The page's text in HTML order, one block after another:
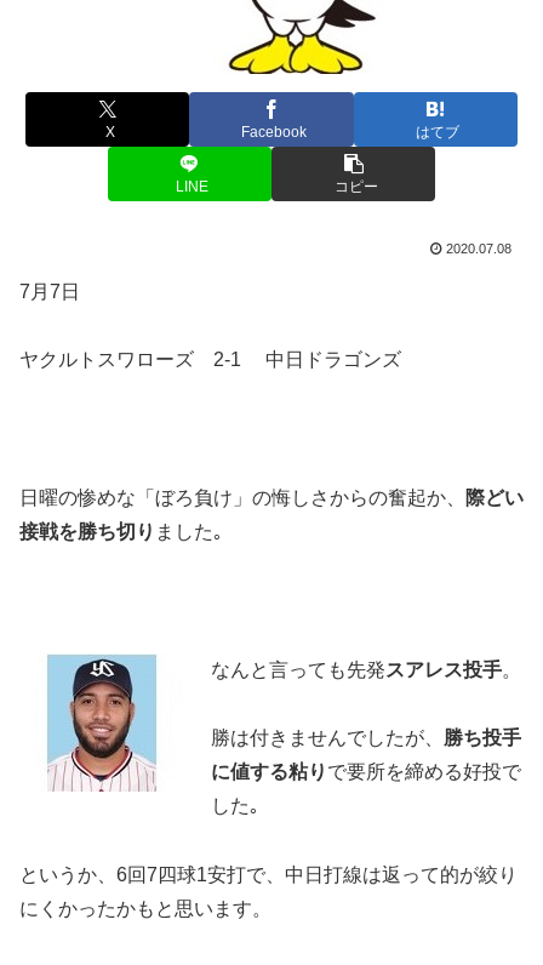
X Facebook はてブ
LINE コピー
2020.07.08
7月7日
ヤクルトスワローズ 2-1 中日ドラゴンズ
日曜の惨めな「ぼろ負け」の悔しさからの奮起か、
際どい
接戦を勝ち切り ました｡
なんと言っても先発スアレス投手。
勝は付きませんでしたが、 勝ち投手
に値する粘り で要所を締める好投で
した｡
というか、6回7四球1安打で、中日打線は返って的が絞り
にくかったかもと思います。